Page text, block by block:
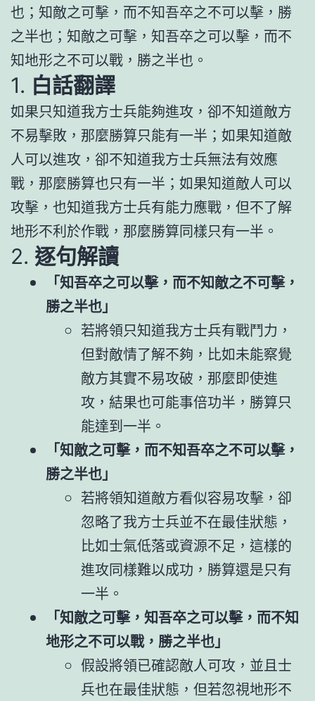
也；知敵之可擊，而不知吾卒之不可以擊，勝
之半也；知敵之可擊，知吾卒之可以擊，而不
知地形之不可以戰，勝之半也。
1. 白話翻譯
如果只知道我方士兵能夠進攻，卻不知道敵方
不易擊敗，那麼勝算只能有一半；如果知道敵
人可以進攻，卻不知道我方士兵無法有效應
戰，那麼勝算也只有一半；如果知道敵人可以
攻擊，也知道我方士兵有能力應戰，但不了解
地形不利於作戰，那麼勝算同樣只有一半。
2. 逐句解讀
「知吾卒之可以擊，而不知敵之不可擊，
勝之半也」
若將領只知道我方士兵有戰鬥力，
但對敵情了解不夠，比如未能察覺
敵方其實不易攻破，那麼即使進
攻，結果也可能事倍功半，勝算只
能達到一半。
「知敵之可擊，而不知吾卒之不可以擊，
勝之半也」
若將領知道敵方看似容易攻擊，卻
忽略了我方士兵並不在最佳狀態，
比如士氣低落或資源不足，這樣的
進攻同樣難以成功，勝算還是只有
一半。
「知敵之可擊，知吾卒之可以擊，而不知
地形之不可以戰，勝之半也」
假設將領已確認敵人可攻，並且士
兵也在最佳狀態，但若忽視地形不